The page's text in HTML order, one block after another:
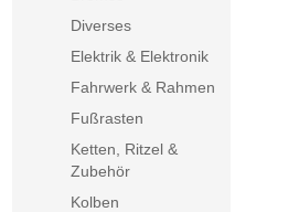
Diverses
Elektrik & Elektronik
Fahrwerk & Rahmen
Fußrasten
Ketten, Ritzel &
Zubehör
Kolben